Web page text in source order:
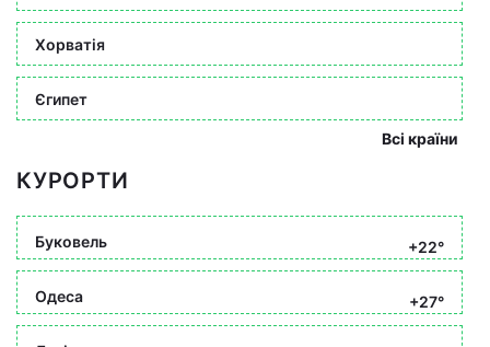
Хорватія
Єгипет
Всі країни
КУРОРТИ
Буковель +22°
Одеса +27°